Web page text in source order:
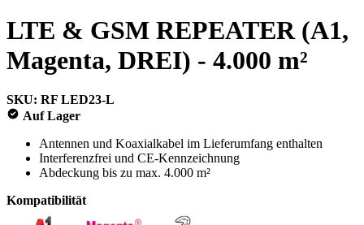
LTE & GSM REPEATER (A1,
Magenta, DREI) - 4.000 m²
SKU: RF LED23-L
Auf Lager
Antennen und Koaxialkabel im Lieferumfang enthalten
Interferenzfrei und CE-Kennzeichnung
Abdeckung bis zu max. 4.000 m²
Kompatibilität